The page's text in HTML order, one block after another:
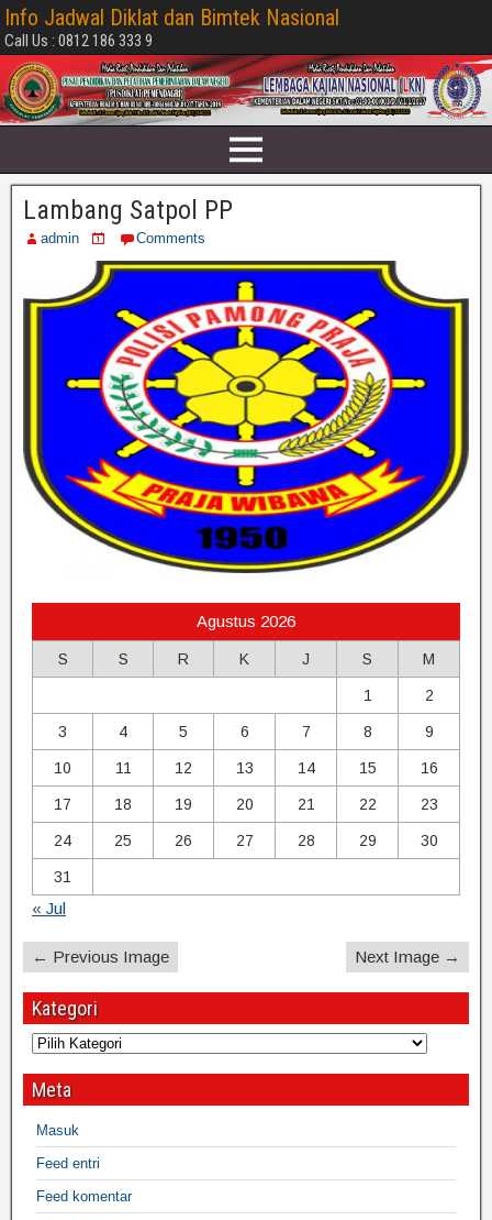
Info Jadwal Diklat dan Bimtek Nasional
Call Us : 0812 186 333 9
Lambang Satpol PP
admin Comments
Agustus 2026
S S R K J S M
1 2
3 4 5 6 7 8 9
10 11 12 13 14 15 16
17 18 19 20 21 22 23
24 25 26 27 28 29 30
31
« Jul
← Previous Image Next Image →
Kategori
Meta
Masuk
Feed entri
Feed komentar